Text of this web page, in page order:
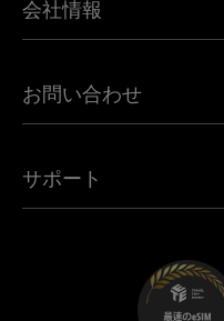
アフリカ向けeSIM
すべての目的地を見る
Land Rover向けUbigi
Jeep向けUbigi
Mini向けUbigi
Maserati向けUbigi
会社情報
Ubigi関連プレス
Ubigiアプリ
お問い合わせ
アフェリエイトプログラム
サポート
トラブルシューティング
ヘルプセンター